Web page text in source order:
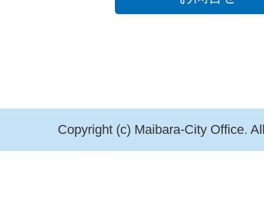
Copyright (c) Maibara-City Office.